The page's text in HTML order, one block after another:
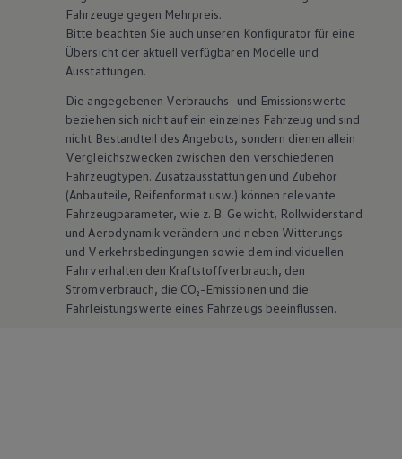
Fahrzeuge gegen Mehrpreis.
Bitte beachten Sie auch unseren Konfigurator für eine
Übersicht der aktuell verfügbaren Modelle und
Ausstattungen.
Die angegebenen Verbrauchs- und Emissionswerte
beziehen sich nicht auf ein einzelnes Fahrzeug und sind
nicht Bestandteil des Angebots, sondern dienen allein
Vergleichszwecken zwischen den verschiedenen
Fahrzeugtypen. Zusatzausstattungen und Zubehör
(Anbauteile, Reifenformat usw.) können relevante
Fahrzeugparameter, wie z. B. Gewicht, Rollwiderstand
und Aerodynamik verändern und neben Witterungs-
und Verkehrsbedingungen sowie dem individuellen
Fahrverhalten den Kraftstoffverbrauch, den
Stromverbrauch, die CO₂-Emissionen und die
Fahrleistungswerte eines Fahrzeugs beeinflussen.